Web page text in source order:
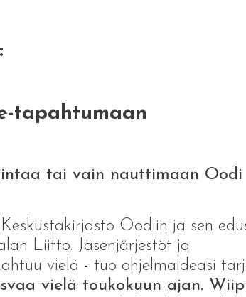
tapahtumaan
tai vain nauttimaan Oodi
Oodiin ja sen
Liitto. Jäsenjärjestöt ja
vielä - tuo ohjelmaideasi
vielä toukokuun ajan.